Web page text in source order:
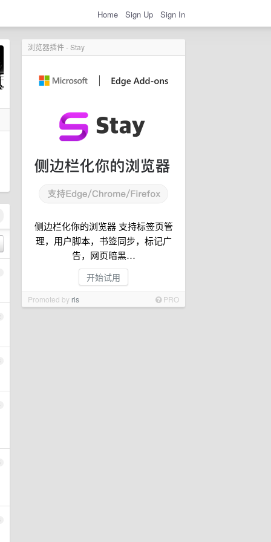
Home Sign Up Sign In
浏览器插件 - Stay
侧边栏化你的浏览器 支持标签页管
理，用户脚本，书签同步，标记广
告，网页暗黑…
开始试用
Promoted by ris PRO